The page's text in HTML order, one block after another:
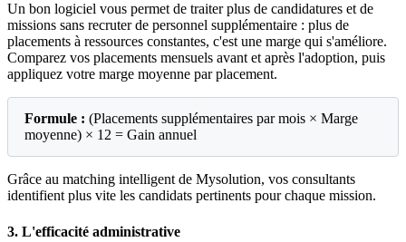
Un bon logiciel vous permet de traiter plus de candidatures et de
missions sans recruter de personnel supplémentaire : plus de
placements à ressources constantes, c'est une marge qui s'améliore.
Comparez vos placements mensuels avant et après l'adoption, puis
appliquez votre marge moyenne par placement.
Formule : (Placements supplémentaires par mois × Marge
moyenne) × 12 = Gain annuel
Grâce au matching intelligent de Mysolution, vos consultants
identifient plus vite les candidats pertinents pour chaque mission.
3. L'efficacité administrative